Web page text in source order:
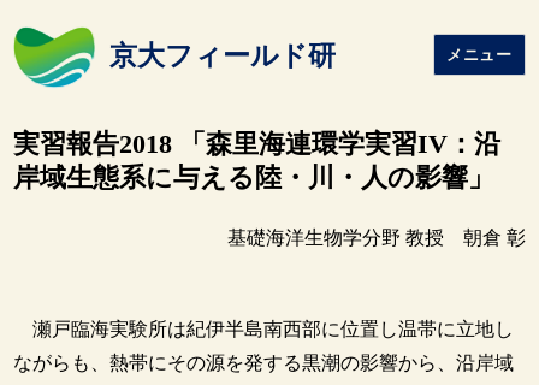
京大フィールド研 メニュー
実習報告2018 「森里海連環学実習IV：沿
岸域生態系に与える陸・川・人の影響」
基礎海洋生物学分野 教授 朝倉 彰
瀬戸臨海実験所は紀伊半島南西部に位置し温帯に立地し
ながらも、熱帯にその源を発する黒潮の影響から、沿岸域